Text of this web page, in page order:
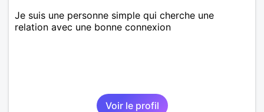
Je suis une personne simple qui cherche une
relation avec une bonne connexion
Voir le profil